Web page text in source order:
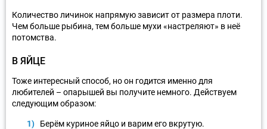
Количество личинок напрямую зависит от размера плоти.
Чем больше рыбина, тем больше мухи «настреляют» в неё
потомства.
В ЯЙЦЕ
Тоже интересный способ, но он годится именно для
любителей – опарышей вы получите немного. Действуем
следующим образом:
Берём куриное яйцо и варим его вкрутую.